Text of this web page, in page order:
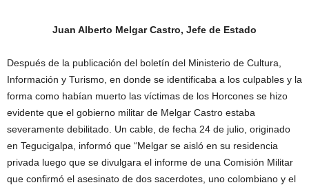
Juan Alberto Melgar Castro, Jefe de Estado
Después de la publicación del boletín del Ministerio de Cultura,
Información y Turismo, en donde se identificaba a los culpables y la
forma como habían muerto las víctimas de los Horcones se hizo
evidente que el gobierno militar de Melgar Castro estaba
severamente debilitado. Un cable, de fecha 24 de julio, originado
en Tegucigalpa, informó que “Melgar se aisló en su residencia
privada luego que se divulgara el informe de una Comisión Militar
que confirmó el asesinato de dos sacerdotes, uno colombiano y el